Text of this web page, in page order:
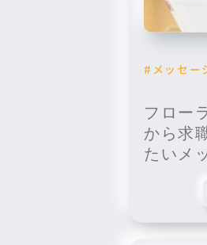
メッセー
フロー
から求
たいメ